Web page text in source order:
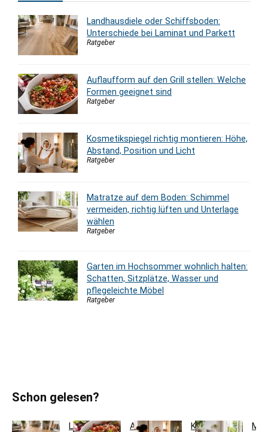
Landhausdiele oder Schiffsboden:
Unterschiede bei Laminat und Parkett
Ratgeber
Auflaufform auf den Grill stellen: Welche
Formen geeignet sind
Ratgeber
Kosmetikspiegel richtig montieren: Höhe,
Abstand, Position und Licht
Ratgeber
Matratze auf dem Boden: Schimmel
vermeiden, richtig lüften und Unterlage
wählen
Ratgeber
Garten im Hochsommer wohnlich halten:
Schatten, Sitzplätze, Wasser und
pflegeleichte Möbel
Ratgeber
Schon gelesen?
Landhausdiele
Auflaufform
Kosmetikspiegel